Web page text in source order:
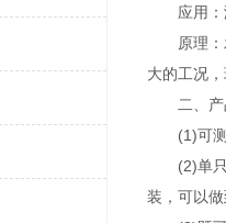
应用：海
原理：发
大的工况
二、产
(1)可测
(2)单只
装，可以